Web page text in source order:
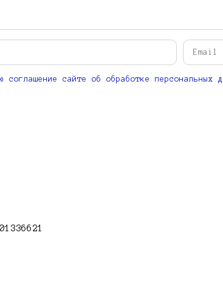
соглашение сайте об обработке персональных